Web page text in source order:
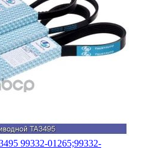
99332-01265;99332-